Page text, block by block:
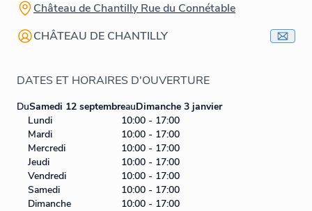
Château de Chantilly Rue du Connétable
CHÂTEAU DE CHANTILLY
DATES ET HORAIRES D'OUVERTURE
DuSamedi 12 septembreauDimanche 3 janvier
Lundi
10:00 - 17:00
Mardi
10:00 - 17:00
Mercredi
10:00 - 17:00
Jeudi
10:00 - 17:00
Vendredi
10:00 - 17:00
Samedi
10:00 - 17:00
Dimanche
10:00 - 17:00